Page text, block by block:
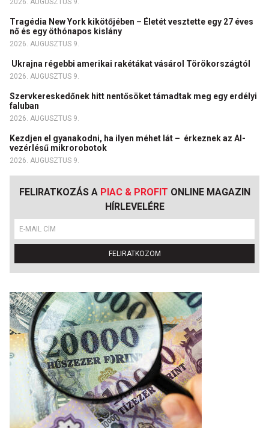
Tragédia New York kikötőjében – Életét vesztette egy 27 éves
nő és egy öthónapos kislány
2026. AUGUSZTUS 9.
Ukrajna régebbi amerikai rakétákat vásárol Törökországtól
2026. AUGUSZTUS 9.
Szervkereskedőnek hitt nentősöket támadtak meg egy erdélyi
faluban
2026. AUGUSZTUS 9.
Kezdjen el gyanakodni, ha ilyen méhet lát – érkeznek az AI-
vezérlésű mikrorobotok
2026. AUGUSZTUS 9.
FELIRATKOZÁS A PIAC & PROFIT ONLINE MAGAZIN
HÍRLEVELÉRE
FELIRATKOZOM